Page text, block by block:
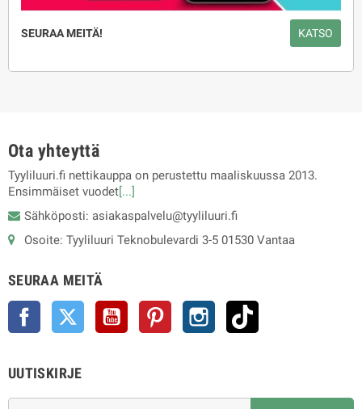
SEURAA MEITÄ! KATSO
Ota yhteyttä
Tyyliluuri.fi nettikauppa on perustettu maaliskuussa 2013.
Ensimmäiset vuodet [...]
Sähköposti: asiakaspalvelu@tyyliluuri.fi
Osoite: Tyyliluuri Teknobulevardi 3-5 01530 Vantaa
SEURAA MEITÄ
Facebook Twitter YouTube Pinterest Instagram
UUTISKIRJE